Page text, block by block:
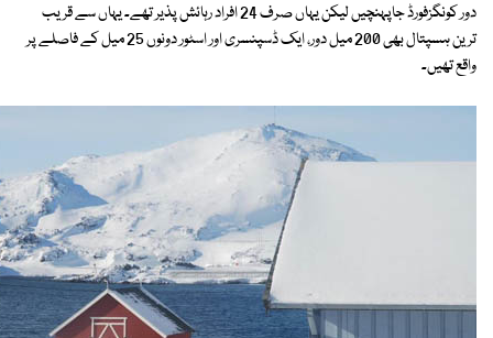
دور کونگزفورڈ جاپہنچیں لیکن یہاں صرف 24 افراد رہائش پذیر تھے۔ یہاں سے قریب
ترین ہسپتال بھی 200 میل دور، ایک ڈسپنسری اور اسٹور دونوں 25 میل کے فاصلے پر
واقع تھیں۔